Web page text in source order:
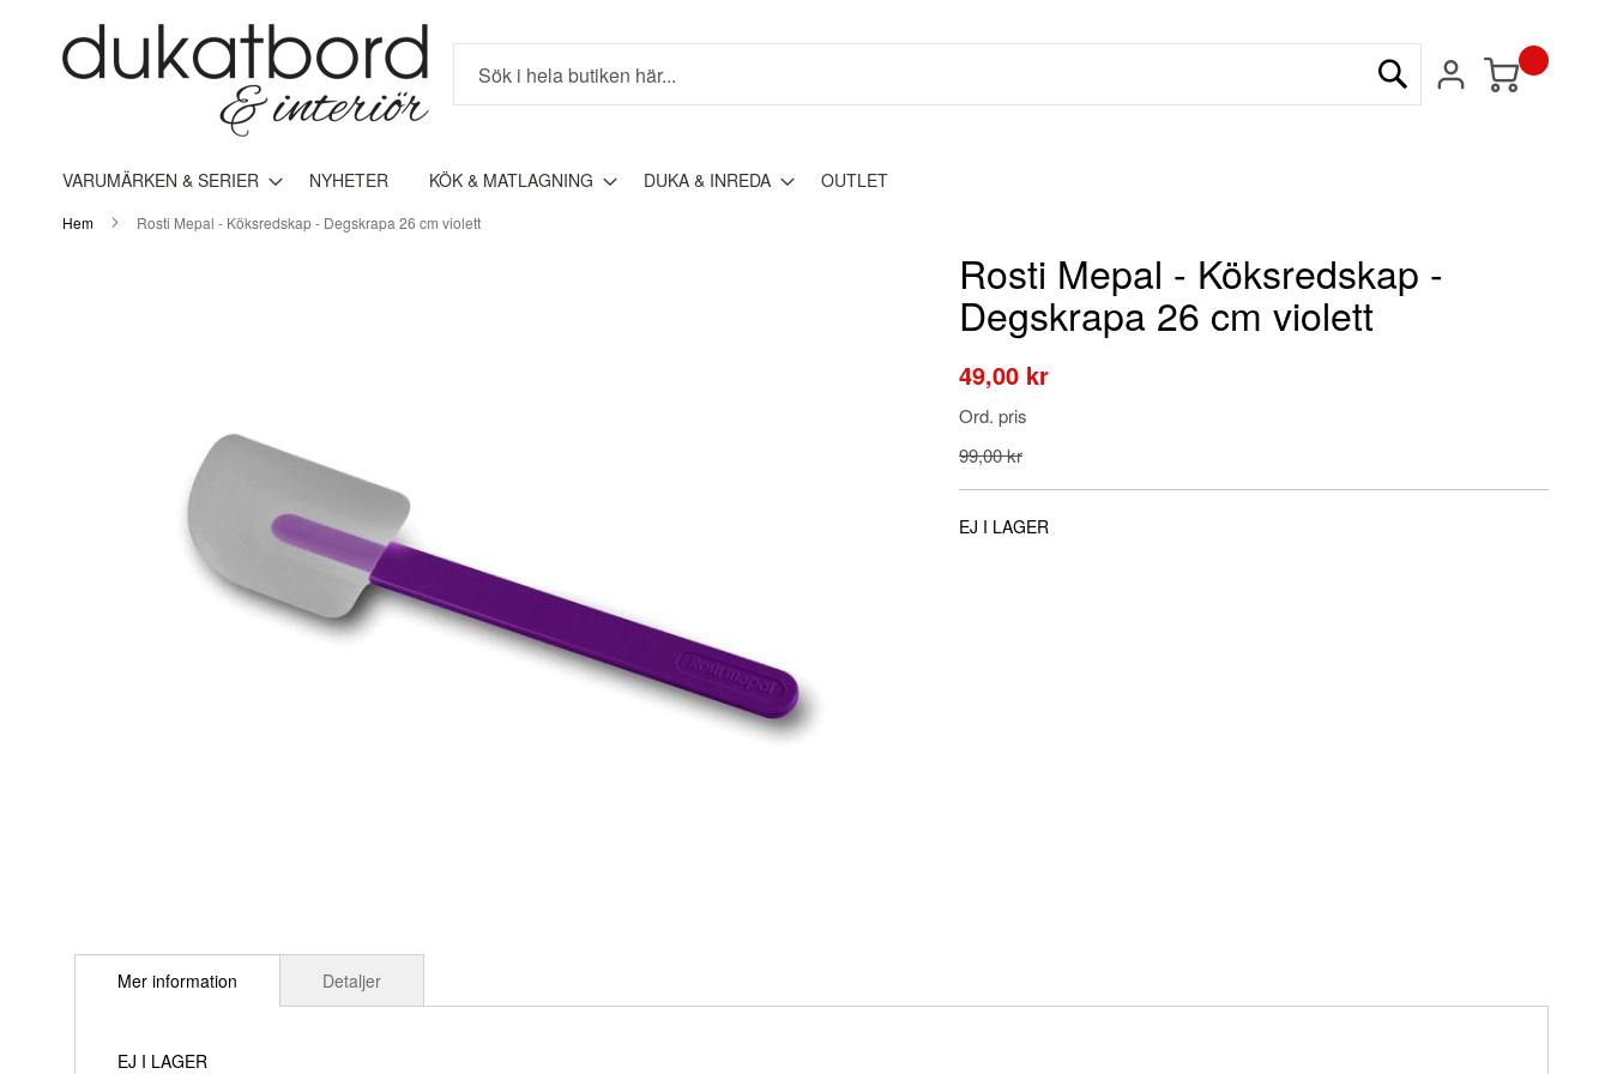
Min kundvagn
Sök
VARUMÄRKEN & SERIER NYHETER KÖK & MATLAGNING DUKA & INREDA OUTLET
Hem Rosti Mepal - Köksredskap - Degskrapa 26 cm violett
Rosti Mepal - Köksredskap -
Degskrapa 26 cm violett
Special
Price
49,00 kr
Ord. pris
99,00 kr
EJ I LAGER
till
börjanMer information
EJ I LAGER
Detaljer